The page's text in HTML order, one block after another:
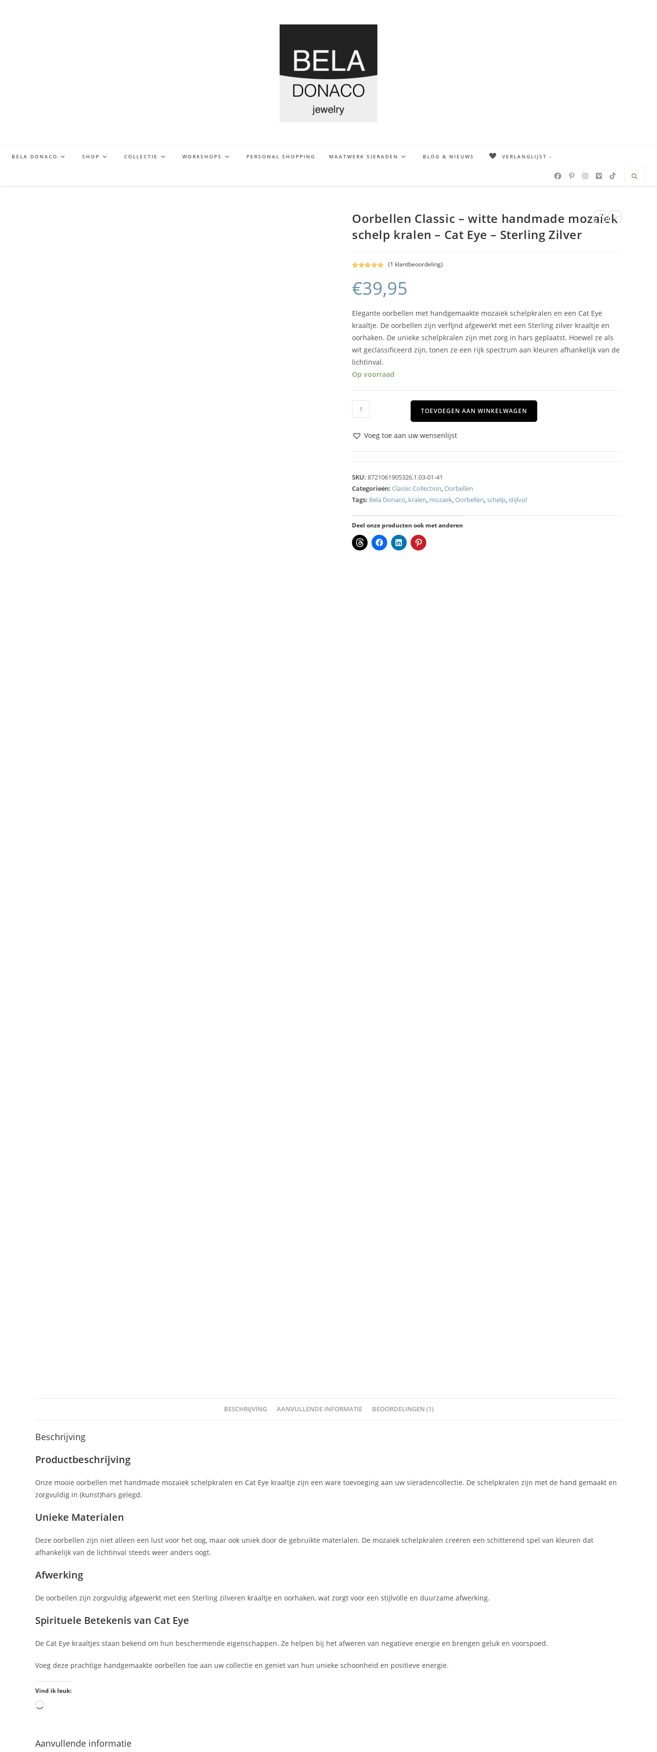
BELA DONACO SHOP COLLECTIE WORKSHOPS PERSONAL SHOPPING MAATWERK SIERADEN BLOG & NIEUWS VERLANGLIJST -
Oorbellen Classic – witte handmade mozaïek
schelp kralen – Cat Eye – Sterling Zilver
5.00 op 5
gebaseerd
waardering
(1 klantbeoordeling)
€39,95
Elegante oorbellen met handgemaakte mozaïek schelpkralen en een Cat Eye
kraaltje. De oorbellen zijn verfijnd afgewerkt met een Sterling zilver kraaltje en
oorhaken. De unieke schelpkralen zijn met zorg in hars geplaatst. Hoewel ze als
wit geclassificeerd zijn, tonen ze een rijk spectrum aan kleuren afhankelijk van de
lichtinval.
Op voorraad
TOEVOEGEN AAN WINKELWAGEN
Voeg toe aan uw wensenlijst
SKU: 8721061905326.1.03-01-41
Categorieën: Classic Collection,Oorbellen
Tags: Bela Donaco, kralen, mozaek,Oorbellen,schelp,stijlvol
Deel onze producten ook met anderen
BESCHRIJVING AANVULLENDE INFORMATIE BEOORDELINGEN (1)
Beschrijving
Productbeschrijving
Onze mooie oorbellen met handmade mozaïek schelpkralen en Cat Eye kraaltje zijn een ware toevoeging aan uw sieradencollectie. De schelpkralen zijn met de hand gemaakt en
zorgvuldig in (kunst)hars gelegd.
Unieke Materialen
Deze oorbellen zijn niet alleen een lust voor het oog, maar ook uniek door de gebruikte materialen. De mozaïek schelpkralen creëren een schitterend spel van kleuren dat
afhankelijk van de lichtinval steeds weer anders oogt.
Afwerking
De oorbellen zijn zorgvuldig afgewerkt met een Sterling zilveren kraaltje en oorhaken, wat zorgt voor een stijlvolle en duurzame afwerking.
Spirituele Betekenis van Cat Eye
De Cat Eye kraaltjes staan bekend om hun beschermende eigenschappen. Ze helpen bij het afweren van negatieve energie en brengen geluk en voorspoed.
Voeg deze prachtige handgemaakte oorbellen toe aan uw collectie en geniet van hun unieke schoonheid en positieve energie.
Vind ik leuk:
Aanvullende informatie